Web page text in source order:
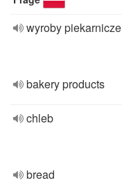
wyroby piekarnicze
bakery products
chleb
bread